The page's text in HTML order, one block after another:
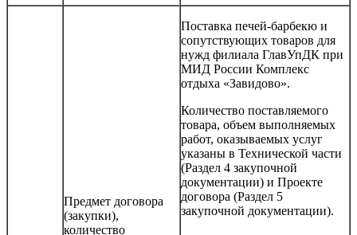
Предмет договора
(закупки),
количество
Поставка печей-барбекю и
сопутствующих товаров для
нужд филиала ГлавУпДК при
МИД России Комплекс
отдыха «Завидово».
Количество поставляемого
товара, объем выполняемых
работ, оказываемых услуг
указаны в Технической части
(Раздел 4 закупочной
документации) и Проекте
договора (Раздел 5
закупочной документации).